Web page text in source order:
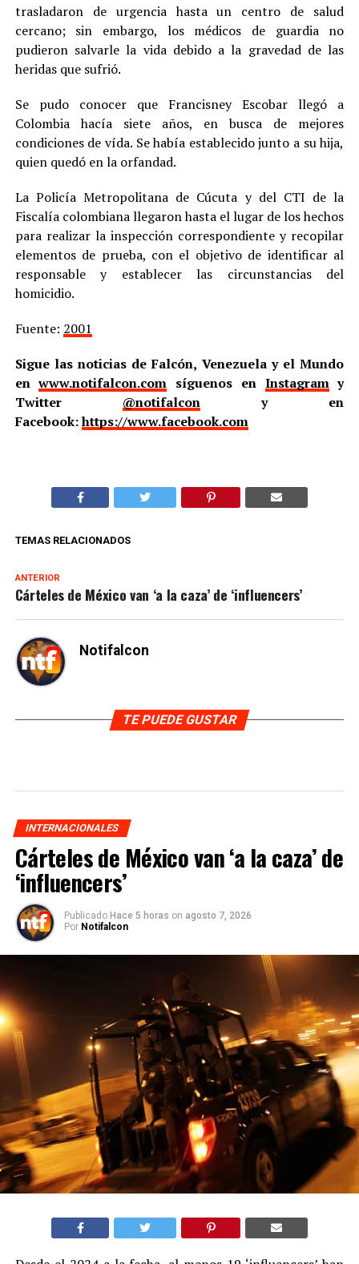
trasladaron de urgencia hasta un centro de salud
cercano; sin embargo, los médicos de guardia no
pudieron salvarle la vida debido a la gravedad de las
heridas que sufrió.
Se pudo conocer que Francisney Escobar llegó a
Colombia hacía siete años, en busca de mejores
condiciones de vída. Se había establecido junto a su hija,
quien quedó en la orfandad.
La Policía Metropolitana de Cúcuta y del CTI de la
Fiscalía colombiana llegaron hasta el lugar de los hechos
para realizar la inspección correspondiente y recopilar
elementos de prueba, con el objetivo de identificar al
responsable y establecer las circunstancias del
homicidio.
Fuente: 2001
Sigue las noticias de Falcón, Venezuela y el Mundo
enwww.notifalcon.com síguenos en Instagramy
Twitter @notifalcony en
Facebook:https://www.facebook.com
TEMAS RELACIONADOS
ANTERIOR
Cárteles de México van ‘a la caza’ de ‘influencers’
Notifalcon
TE PUEDE GUSTAR
INTERNACIONALES
Cárteles de México van ‘a la caza’ de
‘influencers’
Publicado Hace 5 horas on agosto 7, 2026
Por Notifalcon